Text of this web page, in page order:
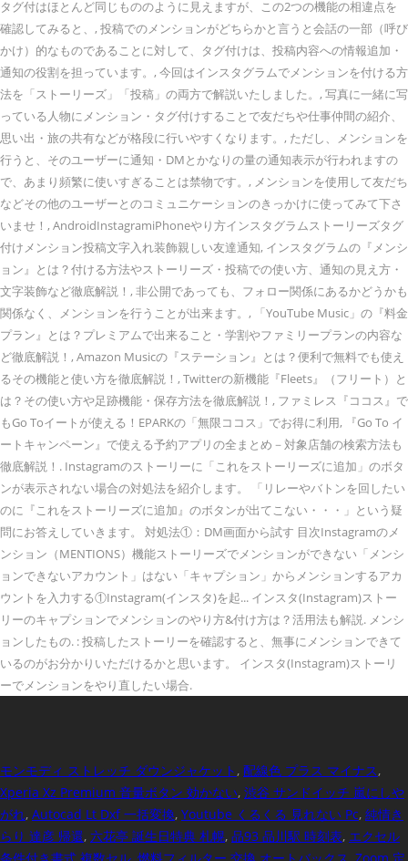
モンモディ ストレッチ ダウンジャケット , 配線色 プラス マイナス,
Xperia Xz Premium 音量ボタン 効かない, 渋谷 サンドイッチ 嵐にしや
がれ, Autocad Lt Dxf 一括変換, Youtube くるくる 見れない Pc, 純情き
らり 達彦 帰還, 六花亭 誕生日特典 札幌, 品93 品川駅 時刻表, エクセル